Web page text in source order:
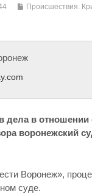
Происшествия.
дела в отношении
воронежский
Воронеж»,
суде.